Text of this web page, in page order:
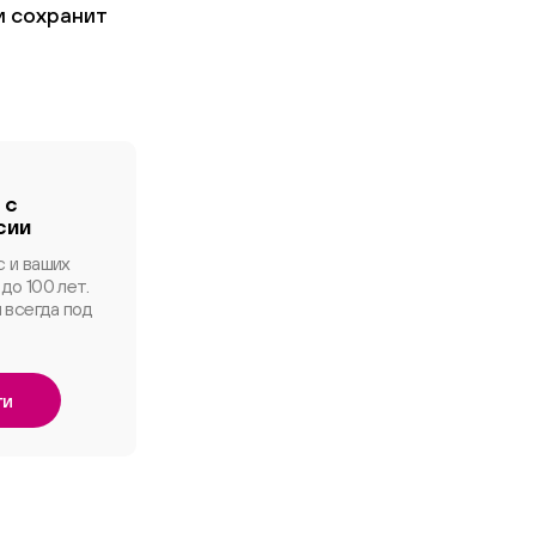
сохранит
и ваших
100 лет.
под